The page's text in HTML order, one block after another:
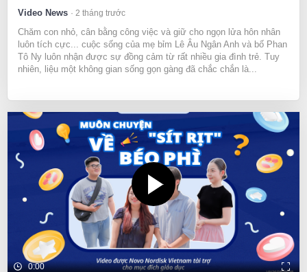
Video News 2 tháng trước
Chăm con nhỏ, cân bằng công việc và giữ cho ngọn lửa hôn nhân
luôn tích cực... cuộc sống của mẹ bỉm Lê Âu Ngân Anh và bố Phan
Tô Ny luôn nhận được sự đồng cảm từ rất nhiều gia đình trẻ. Tuy
nhiên, liệu một không gian sống gọn gàng đã chắc chắn là...
0:00